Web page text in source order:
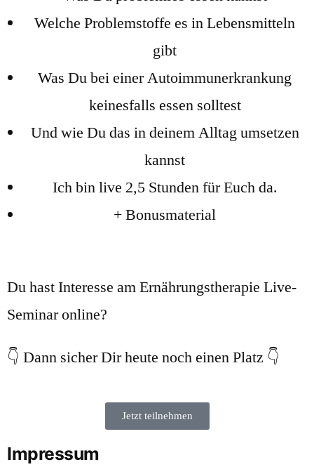
Welche Problemstoffe es in Lebensmitteln
gibt
​Was Du bei einer Autoimmunerkrankung
keinesfalls essen solltest
​Und wie Du das in deinem Alltag umsetzen
kannst
​Ich bin live 2,5 Stunden für Euch da.
​+ Bonusmaterial
Du hast Interesse am Ernährungstherapie Live-
Seminar online?
👇 Dann sicher Dir heute noch einen Platz 👇
Jetzt teilnehmen
Impressum